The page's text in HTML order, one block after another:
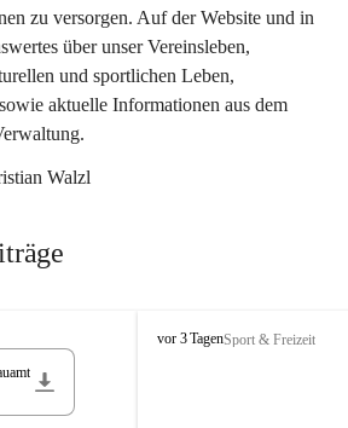
zu versorgen. Auf der Website und in
über unser Vereinsleben,
und sportlichen Leben,
aktuelle Informationen aus dem
Walzl
S
vor 3 TagenSport & Freizeit